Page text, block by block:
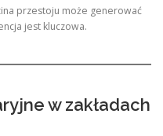
przestoju może generować
jest kluczowa.
w zakładach